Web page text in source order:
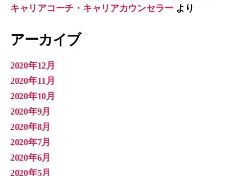
キャリアコーチ・キャリアカウンセラー より
アーカイブ
2020年12月
2020年11月
2020年10月
2020年9月
2020年8月
2020年7月
2020年6月
2020年5月